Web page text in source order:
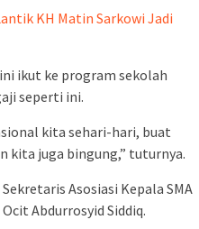
KH Matin Sarkowi Jadi
ikut ke program sekolah
seperti ini.
kita sehari-hari, buat
kita juga bingung,” tuturnya.
Asosiasi Kepala SMA
Abdurrosyid Siddiq.